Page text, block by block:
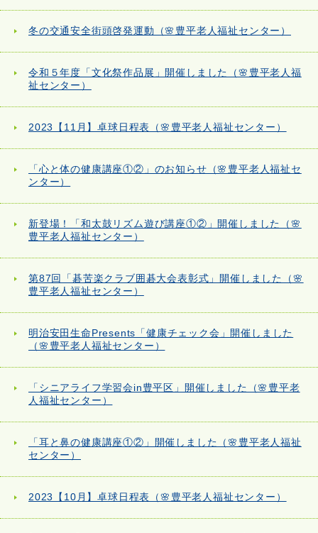
冬の交通安全街頭啓発運動（🌸豊平老人福祉センター）
令和５年度「文化祭作品展」開催しました（🌸豊平老人福
祉センター）
2023【11月】卓球日程表（🌸豊平老人福祉センター）
「心と体の健康講座①②」のお知らせ（🌸豊平老人福祉セ
ンター）
新登場！「和太鼓リズム遊び講座①②」開催しました（🌸
豊平老人福祉センター）
第87回「碁苦楽クラブ囲碁大会表彰式」開催しました（🌸
豊平老人福祉センター）
明治安田生命Presents「健康チェック会」開催しました
（🌸豊平老人福祉センター）
「シニアライフ学習会in豊平区」開催しました（🌸豊平老
人福祉センター）
「耳と鼻の健康講座①②」開催しました（🌸豊平老人福祉
センター）
2023【10月】卓球日程表（🌸豊平老人福祉センター）